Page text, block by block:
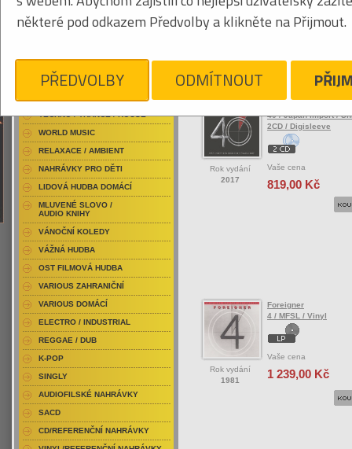
ROCK/POP
Rok vydání
2017
40 / Japan Import /
2CD / Digisleeve
Vaše cena
819,00 Kč
Rok vydání
1981
Foreigner
4 / MFSL / Vinyl
Vaše cena
1 239,00 Kč
RAP / HIP HOP DOMÁCÍ
RAP / HIP HOP ZAHRANIČNÍ
DVD / HUDBA
PUNK / HARDCORE
TECHNO / TRANCE / HOUSE
WORLD MUSIC
RELAXACE / AMBIENT
NAHRÁVKY PRO DĚTI
LIDOVÁ HUDBA DOMÁCÍ
MLUVENÉ SLOVO /
AUDIO KNIHY
VÁNOČNÍ KOLEDY
VÁŽNÁ HUDBA
OST FILMOVÁ HUDBA
VARIOUS ZAHRANIČNÍ
VARIOUS DOMÁCÍ
ELECTRO / INDUSTRIAL
REGGAE / DUB
K-POP
SINGLY
AUDIOFILSKÉ NAHRÁVKY
SACD
CD/REFERENČNÍ NAHRÁVKY
některé pod odkazem Předvolby a klikněte na Přijmout.
PŘEDVOLBY ODMÍTNOUT